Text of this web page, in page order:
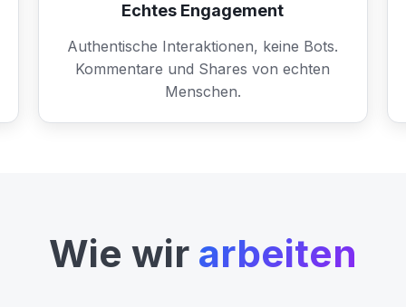
Echtes Engagement
Authentische Interaktionen, keine Bots.
Kommentare und Shares von echten
Menschen.
Wie wir arbeiten